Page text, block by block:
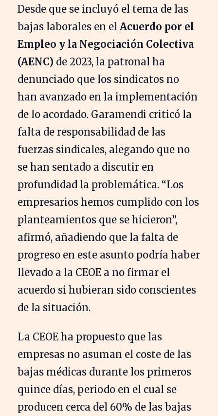
Desde que se incluyó el tema de las
bajas laborales en el Acuerdo por el
Empleo y la Negociación Colectiva
(AENC) de 2023, la patronal ha
denunciado que los sindicatos no
han avanzado en la implementación
de lo acordado. Garamendi criticó la
falta de responsabilidad de las
fuerzas sindicales, alegando que no
se han sentado a discutir en
profundidad la problemática. “Los
empresarios hemos cumplido con los
planteamientos que se hicieron”,
afirmó, añadiendo que la falta de
progreso en este asunto podría haber
llevado a la CEOE a no firmar el
acuerdo si hubieran sido conscientes
de la situación.
La CEOE ha propuesto que las
empresas no asuman el coste de las
bajas médicas durante los primeros
quince días, periodo en el cual se
producen cerca del 60% de las bajas